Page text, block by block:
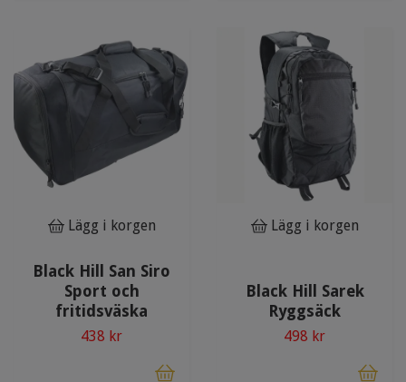
Lägg i korgen
Black Hill San Siro
Sport och
fritidsväska
438 kr
Lägg i korgen
Black Hill Sarek
Ryggsäck
498 kr